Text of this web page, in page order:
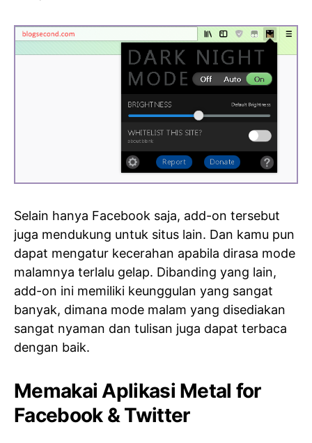
Selain hanya Facebook saja, add-on tersebut
juga mendukung untuk situs lain. Dan kamu pun
dapat mengatur kecerahan apabila dirasa mode
malamnya terlalu gelap. Dibanding yang lain,
add-on ini memiliki keunggulan yang sangat
banyak, dimana mode malam yang disediakan
sangat nyaman dan tulisan juga dapat terbaca
dengan baik.
Memakai Aplikasi Metal for
Facebook & Twitter